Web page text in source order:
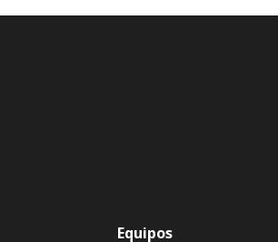
Equipos